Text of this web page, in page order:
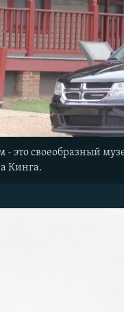
это своеобразный
Кинга.